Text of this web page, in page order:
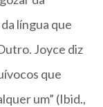
língua que
Joyce diz
que
um” (Ibid.,